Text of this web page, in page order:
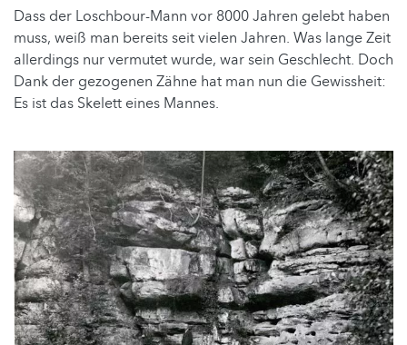
Dass der Loschbour-Mann vor 8000 Jahren gelebt haben
muss, weiß man bereits seit vielen Jahren. Was lange Zeit
allerdings nur vermutet wurde, war sein Geschlecht. Doch
Dank der gezogenen Zähne hat man nun die Gewissheit:
Es ist das Skelett eines Mannes.